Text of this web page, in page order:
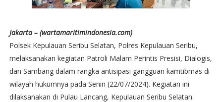
Jakarta – (wartamaritimindonesia.com)
Polsek Kepulauan Seribu Selatan, Polres Kepulauan Seribu,
melaksanakan kegiatan Patroli Malam Perintis Presisi, Dialogis,
dan Sambang dalam rangka antisipasi gangguan kamtibmas di
wilayah hukumnya pada Senin (22/07/2024). Kegiatan ini
dilaksanakan di Pulau Lancang, Kepulauan Seribu Selatan.